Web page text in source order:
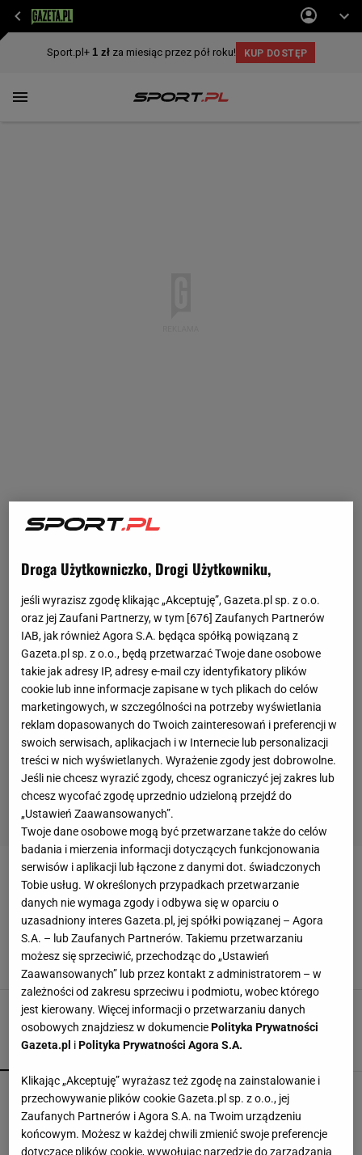
CARVAJAL
Kibice Realu Madryt wygwizdali swojego
zawodnika! Chcieli ukarać go za Ligę Mistrzów
[WIDEO]
topaz,10 KWIETNIA 2016, 08:52
POPULARNE NAJNOWSZE
Ależ mecz Świątek w Toronto! Najlepsze
spotkanie Polki w sezonie? [ZAPIS RELACJI]
Droga Użytkowniczko, Drogi Użytkowniku,
jeśli wyrazisz zgodę klikając „Akceptuję”, Gazeta.pl sp. z o.o.
oraz jej Zaufani Partnerzy, w tym [676] Zaufanych Partnerów
IAB, jak również Agora S.A. będąca spółką powiązaną z
Gazeta.pl sp. z o.o., będą przetwarzać Twoje dane osobowe
takie jak adresy IP, adresy e-mail czy identyfikatory plików
cookie lub inne informacje zapisane w tych plikach do celów
marketingowych, w szczególności na potrzeby wyświetlania
reklam dopasowanych do Twoich zainteresowań i preferencji w
swoich serwisach, aplikacjach i w Internecie lub personalizacji
treści w nich wyświetlanych. Wyrażenie zgody jest dobrowolne.
Jeśli nie chcesz wyrazić zgody, chcesz ograniczyć jej zakres lub
chcesz wycofać zgodę uprzednio udzieloną przejdź do
„Ustawień Zaawansowanych”.
Twoje dane osobowe mogą być przetwarzane także do celów
badania i mierzenia informacji dotyczących funkcjonowania
serwisów i aplikacji lub łączone z danymi dot. świadczonych
Tobie usług. W określonych przypadkach przetwarzanie
danych nie wymaga zgody i odbywa się w oparciu o
uzasadniony interes Gazeta.pl, jej spółki powiązanej – Agora
S.A. – lub Zaufanych Partnerów. Takiemu przetwarzaniu
możesz się sprzeciwić, przechodząc do „Ustawień
Zaawansowanych” lub przez kontakt z administratorem – w
zależności od zakresu sprzeciwu i podmiotu, wobec którego
jest kierowany. Więcej informacji o przetwarzaniu danych
osobowych znajdziesz w dokumenciePolityka Prywatności
Gazeta.pl iPolityka Prywatności Agora S.A.
Klikając „Akceptuję” wyrażasz też zgodę na zainstalowanie i
przechowywanie plików cookie Gazeta.pl sp. z o.o., jej
Zaufanych Partnerów i Agora S.A. na Twoim urządzeniu
końcowym. Możesz w każdej chwili zmienić swoje preferencje
dotyczące plików cookie, wywołując narzędzie do zarządzania